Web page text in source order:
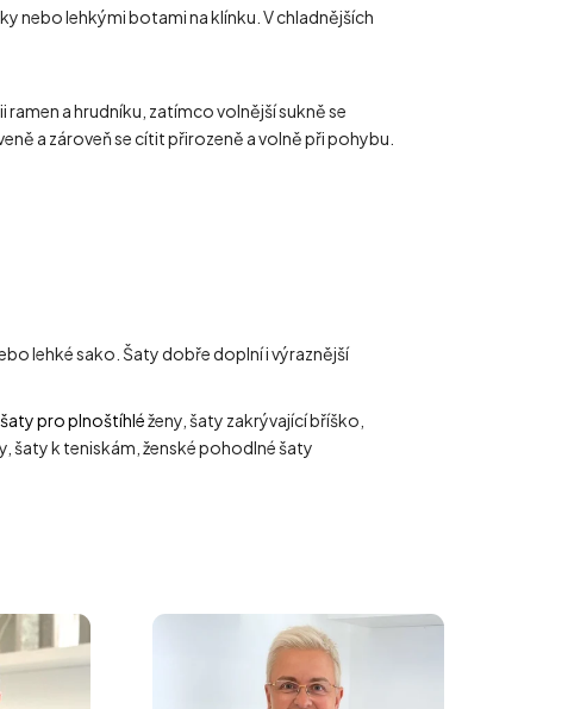
nebo lehkými botami na klínku. V chladnějších
a hrudníku, zatímco volnější sukně se
a zároveň se cítit přirozeně a volně při pohybu.
lehké sako. Šaty dobře doplní i výraznější
šaty pro plnoštíhléženy, šaty zakrývající bříško,
šaty k teniskám, ženské pohodlné šaty